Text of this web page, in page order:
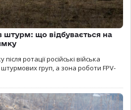
штурм: що відбувається на
ротації російські війська
штурмових груп, а зона роботи FPV-